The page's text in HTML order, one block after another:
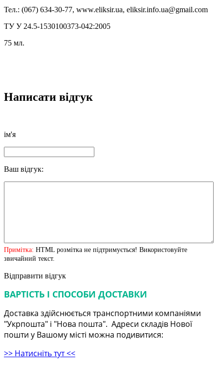
Тел.: (067) 634-30-77, www.eliksir.ua, eliksir.info.ua@gmail.com
ТУ У 24.5-1530100373-042:2005
75 мл.
Написати відгук
ім'я
Ваш відгук:
Примітка: HTML розмітка не підтримується! Використовуйте
звичайний текст.
Відправити відгук
ВАРТІСТЬ І СПОСОБИ ДОСТАВКИ
Доставка здійснюється транспортними компаніями
"Укрпошта" і "Нова пошта". Адреси складів Нової
пошти у Вашому місті можна подивитися:
>> Натисніть тут <<